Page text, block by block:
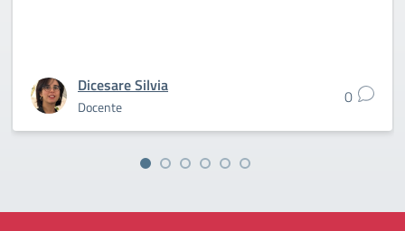
Dicesare Silvia
Docente 0